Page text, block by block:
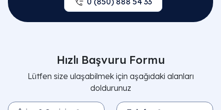
Hızlı Başvuru Formu
Lütfen size ulaşabilmek için aşağıdaki alanları
doldurunuz
İsim & Soyisim * Telefon *